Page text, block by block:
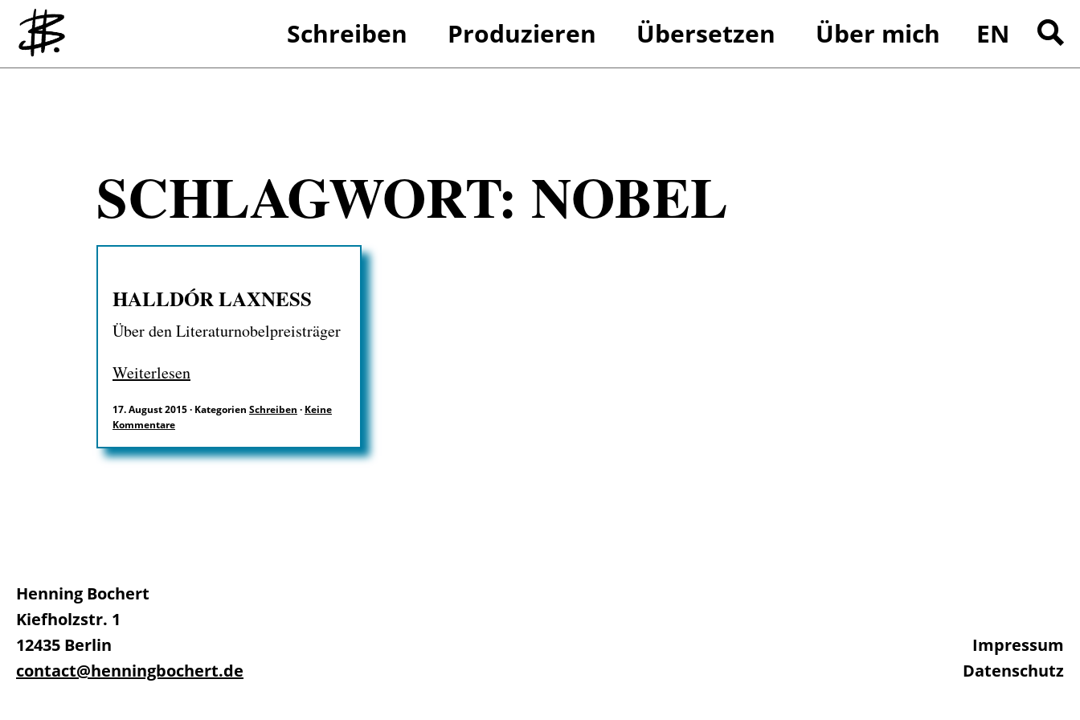
Schreiben Produzieren Übersetzen Über mich EN
SCHLAGWORT: NOBEL
HALLDÓR LAXNESS
Über den Literaturnobelpreisträger
Weiterlesen
17. August 2015· Kategorien Schreiben · Keine
Kommentare
Henning Bochert
Kiefholzstr. 1
12435 Berlin
contact@henningbochert.de
Impressum
Datenschutz